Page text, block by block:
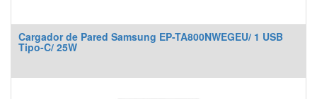
Cargador de Pared Samsung EP-TA800NWEGEU/ 1 USB
Tipo-C/ 25W